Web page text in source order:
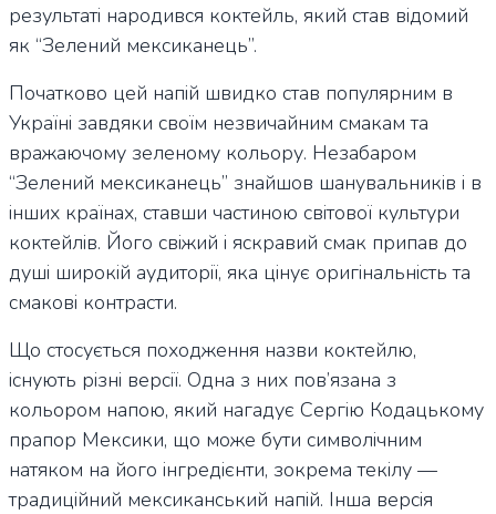
результаті народився коктейль, який став відомий
як “Зелений мексиканець”.
Початково цей напій швидко став популярним в
Україні завдяки своїм незвичайним смакам та
вражаючому зеленому кольору. Незабаром
“Зелений мексиканець” знайшов шанувальників і в
інших країнах, ставши частиною світової культури
коктейлів. Його свіжий і яскравий смак припав до
душі широкій аудиторії, яка цінує оригінальність та
смакові контрасти.
Що стосується походження назви коктейлю,
існують різні версії. Одна з них пов’язана з
кольором напою, який нагадує Сергію Кодацькому
прапор Мексики, що може бути символічним
натяком на його інгредієнти, зокрема текілу —
традиційний мексиканський напій. Інша версія